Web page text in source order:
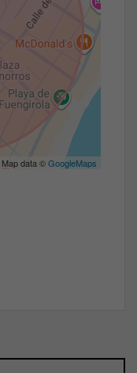
Map data ©GoogleMaps